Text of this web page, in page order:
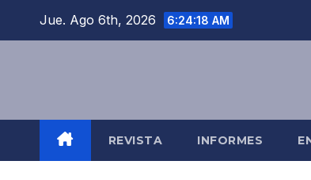
Jue. Ago 6th, 2026 6:24:18 AM
REVISTA INFORMES